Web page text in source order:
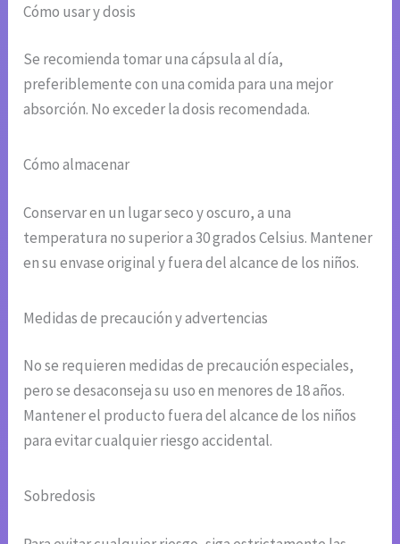
Cómo usar y dosis
Se recomienda tomar una cápsula al día,
preferiblemente con una comida para una mejor
absorción. No exceder la dosis recomendada.
Cómo almacenar
Conservar en un lugar seco y oscuro, a una
temperatura no superior a 30 grados Celsius. Mantener
en su envase original y fuera del alcance de los niños.
Medidas de precaución y advertencias
No se requieren medidas de precaución especiales,
pero se desaconseja su uso en menores de 18 años.
Mantener el producto fuera del alcance de los niños
para evitar cualquier riesgo accidental.
Sobredosis